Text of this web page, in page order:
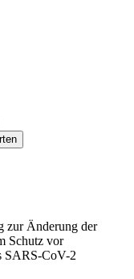
zur Änderung der
Schutz vor
SARS-CoV-2